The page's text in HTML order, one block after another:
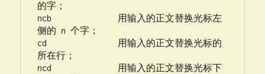
的字；
ncb              用输入的正文替换光标左
侧的 n 个字；
cd               用输入的正文替换光标的
所在行；
ncd              用输入的正文替换光标下